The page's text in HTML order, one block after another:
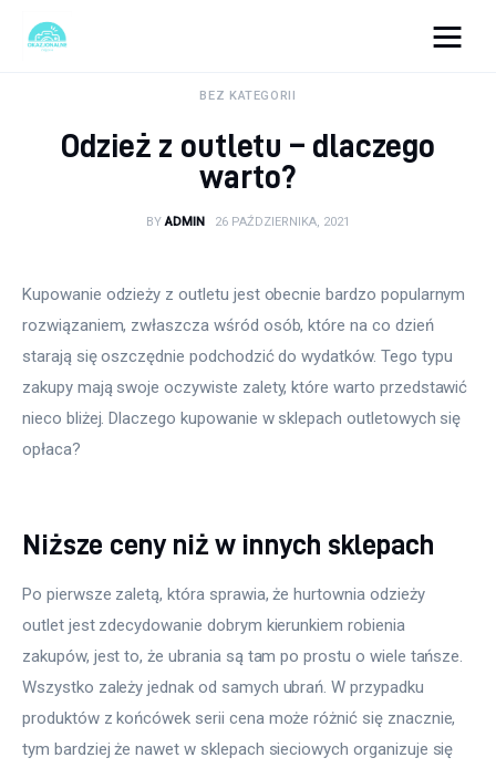
Turystyka
Uroda
Zdrowie
Więcej
BEZ KATEGORII
Odzież z outletu – dlaczego
warto?
BY ADMIN 26 PAŹDZIERNIKA, 2021
Kupowanie odzieży z outletu jest obecnie bardzo popularnym
rozwiązaniem, zwłaszcza wśród osób, które na co dzień
starają się oszczędnie podchodzić do wydatków. Tego typu
zakupy mają swoje oczywiste zalety, które warto przedstawić
nieco bliżej. Dlaczego kupowanie w sklepach outletowych się
opłaca?
Niższe ceny niż w innych sklepach
Po pierwsze zaletą, która sprawia, że hurtownia odzieży
outlet jest zdecydowanie dobrym kierunkiem robienia
zakupów, jest to, że ubrania są tam po prostu o wiele tańsze.
Wszystko zależy jednak od samych ubrań. W przypadku
produktów z końcówek serii cena może różnić się znacznie,
tym bardziej że nawet w sklepach sieciowych organizuje się